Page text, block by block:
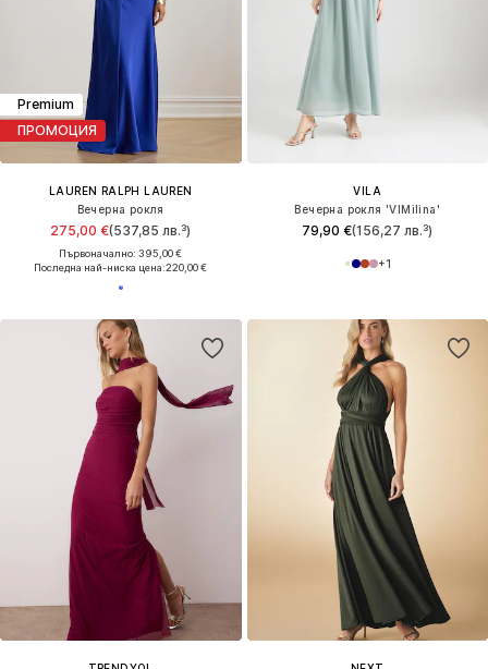
Premium
ПРОМОЦИЯ
LAUREN RALPH LAUREN
Вечерна рокля
275,00 €(537,85 лв.³)
Първоначално: 395,00 €
Последна най-ниска цена:220,00 €
VILA
Вечерна рокля 'VIMilina'
79,90 €(156,27 лв.³)
+1